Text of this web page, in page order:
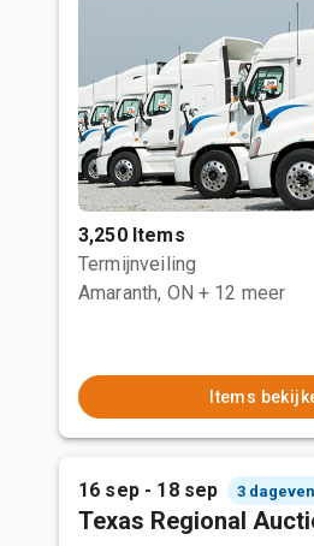
3,250 Items
Termijnveiling
Amaranth, ON + 12 meer
Items
16 sep - 18 sep 3
Texas Regional